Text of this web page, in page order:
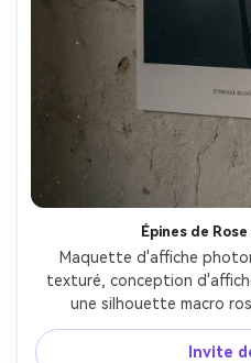
Épines de
Maquette d'affiche
texturé, conception
une silhouette macro
profonds, dégradés gris
serif, mise en page minimale,
Invite